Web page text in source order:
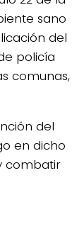
sano
del
policía
comunas,
del
en dicho
combatir